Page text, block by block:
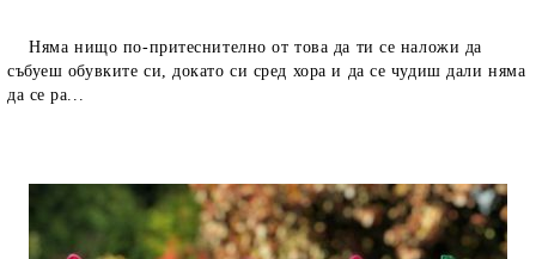
Няма нищо по-притеснително от това да ти се наложи да
събуеш обувките си, докато си сред хора и да се чудиш дали няма
да се ра...